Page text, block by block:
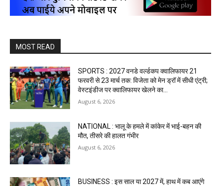
MOST READ
SPORTS : 2027 वनडे वर्ल्डकप क्वालिफायर 21
फरवरी से 23 मार्च तक: विजेता को मेन ड्रॉ में सीधी एंट्री;
वेस्टइंडीज पर क्वालिफायर खेलने का...
August 6, 2026
NATIONAL : भालू के हमले में कांकेर में भाई-बहन की
मौत, तीसरे की हालत गंभीर
August 6, 2026
BUSINESS : इस साल या 2027 में, हाथ में कब आएंगे